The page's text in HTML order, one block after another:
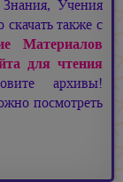
Знания, Учения
также с
Материалов
для чтения
архивы!
посмотреть